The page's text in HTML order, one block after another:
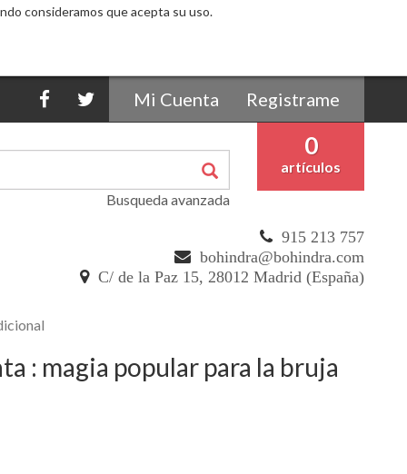
consideramos que acepta su uso.
Mi Cuenta Registrame
0
artículos
Busqueda avanzada
915 213 757
bohindra@bohindra.com
C/ de la Paz 15, 28012 Madrid (España)
: magia popular para la bruja